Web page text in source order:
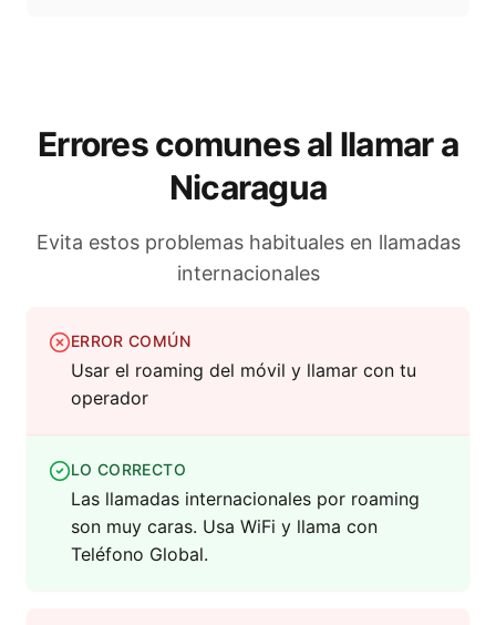
Errores comunes al llamar a
Nicaragua
Evita estos problemas habituales en llamadas
internacionales
ERROR COMÚN
Usar el roaming del móvil y llamar con tu
operador
LO CORRECTO
Las llamadas internacionales por roaming
son muy caras. Usa WiFi y llama con
Teléfono Global.